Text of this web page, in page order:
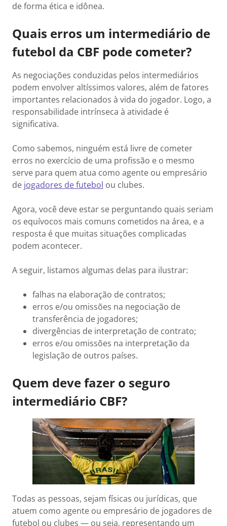
de forma ética e idônea.
Quais erros um intermediário de
futebol da CBF pode cometer?
As negociações conduzidas pelos intermediários
podem envolver altíssimos valores, além de fatores
importantes relacionados à vida do jogador. Logo, a
responsabilidade intrínseca à atividade é
significativa.
Como sabemos, ninguém está livre de cometer
erros no exercício de uma profissão e o mesmo
serve para quem atua como agente ou empresário
de jogadores de futebol ou clubes.
Agora, você deve estar se perguntando quais seriam
os equívocos mais comuns cometidos na área, e a
resposta é que muitas situações complicadas
podem acontecer.
A seguir, listamos algumas delas para ilustrar:
falhas na elaboração de contratos;
erros e/ou omissões na negociação de
transferência de jogadores;
divergências de interpretação de contrato;
erros e/ou omissões na interpretação da
legislação de outros países.
Quem deve fazer o seguro
intermediário CBF?
Todas as pessoas, sejam físicas ou jurídicas, que
atuem como agente ou empresário de jogadores de
futebol ou clubes — ou seja, representando um